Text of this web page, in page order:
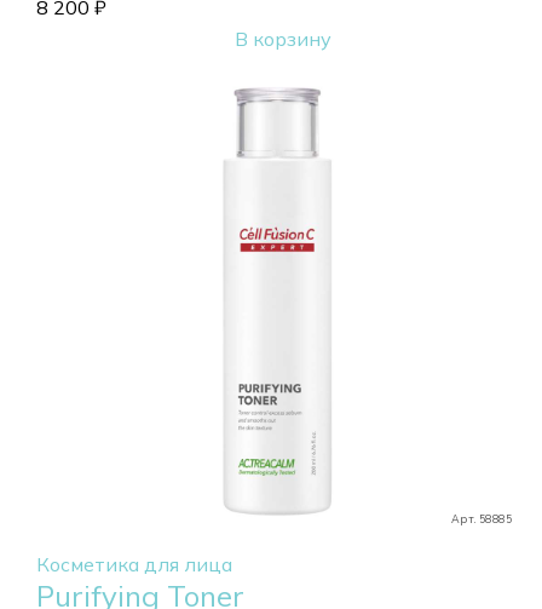
8 200 ₽
В корзину
Арт. 58885
Косметика для лица
Purifying Toner